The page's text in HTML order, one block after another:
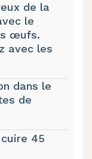
de la
le
œufs.
avec les
dans le
de
45